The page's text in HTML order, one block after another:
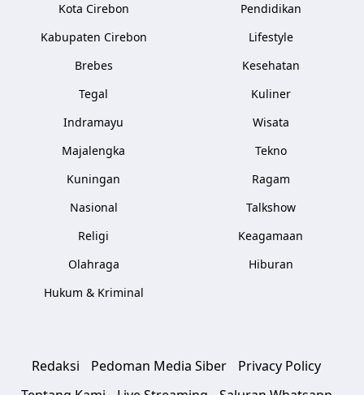
Kota Cirebon
Kabupaten Cirebon
Brebes
Tegal
Indramayu
Majalengka
Kuningan
Nasional
Religi
Olahraga
Hukum & Kriminal
Pendidikan
Lifestyle
Kesehatan
Kuliner
Wisata
Tekno
Ragam
Talkshow
Keagamaan
Hiburan
Redaksi Pedoman Media Siber
Privacy Policy